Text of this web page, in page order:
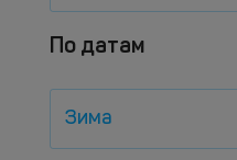
По датам
Зима